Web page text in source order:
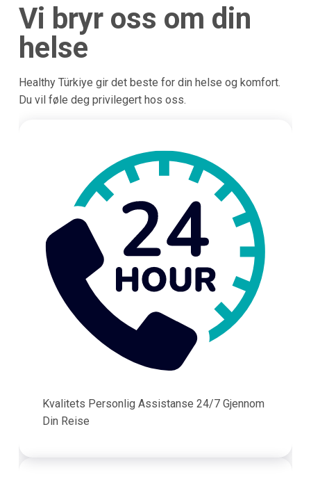
Vi bryr oss om din
helse
Healthy Türkiye gir det beste for din helse og komfort.
Du vil føle deg privilegert hos oss.
Kvalitets Personlig Assistanse 24/7 Gjennom
Din Reise